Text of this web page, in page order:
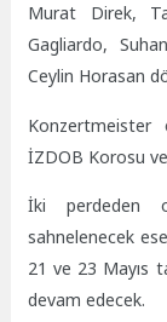
Murat Direk,
Gagliardo,
Ceylin Horasan
Konzertmeister
İZDOB Korosu
İki perdeden
sahnelenecek
21 ve 23 Mayıs
devam edecek.